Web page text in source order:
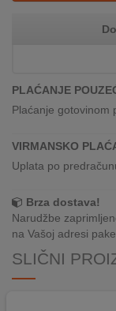
KATALOZI
KUPOVINA
INOSTRANSTVA
OZNAKE
ENERGETSKE
PLAĆANJE
Plaćanje gotovinom
VIRMANSKO
Uplata po
Brza dostava!
Narudžbe
na Vašoj adresi
SLIČNI